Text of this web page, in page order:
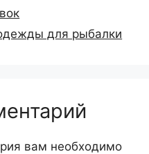
для рыбалки
вам необходимо